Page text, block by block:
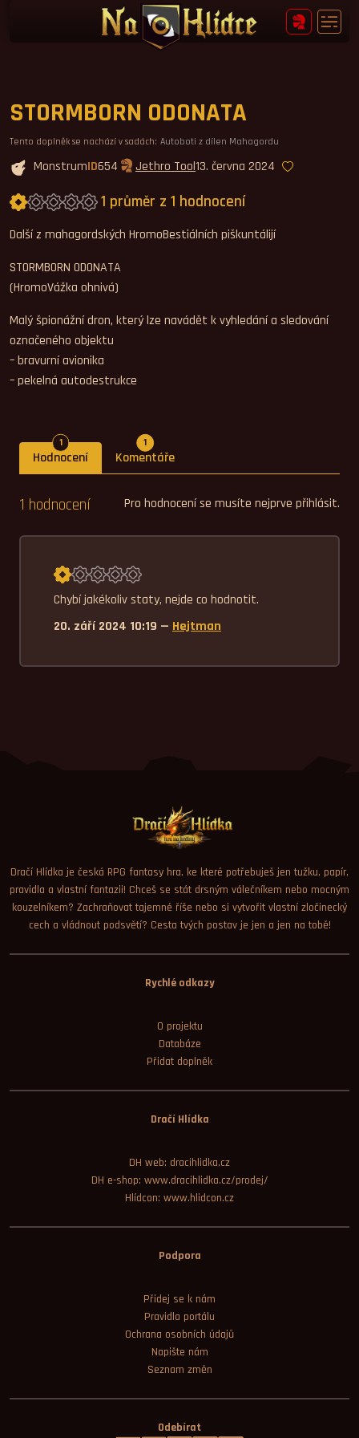
STORMBORN ODONATA
Tento doplněk se nachází v sadách: Autoboti z dílen Mahagordu
MonstrumID654 Jethro Tool13. června 2024
1 průměr z 1 hodnocení
Průměrné hodnocení 1,0.
Další z mahagordských HromoBestiálních piškuntálijí
STORMBORN ODONATA
(HromoVážka ohnivá)
Malý špionážní dron, který lze navádět k vyhledání a sledování
označeného objektu
– bravurní avionika
– pekelná autodestrukce
Hodnocení
1Počet hodnocení
Komentáře
1Počet komentářů
Pro hodnocení se musíte nejprve přihlásit.
1 hodnocení
Průměrné hodnocení 1,0.
Chybí jakékoliv staty, nejde co hodnotit.
20. září 2024 10:19 — Hejtman
Dračí Hlídka je česká RPG fantasy hra, ke které potřebuješ jen tužku, papír,
pravidla a vlastní fantazii! Chceš se stát drsným válečníkem nebo mocným
kouzelníkem? Zachraňovat tajemné říše nebo si vytvořit vlastní zločinecký
cech a vládnout podsvětí? Cesta tvých postav je jen a jen na tobě!
Rychlé odkazy
O projektu
Databáze
Přidat doplněk
Dračí Hlídka
DH web: dracihlidka.cz
DH e-shop: www.dracihlidka.cz/prodej/
Hlídcon: www.hlidcon.cz
Podpora
Přidej se k nám
Pravidla portálu
Ochrana osobních údajů
Napište nám
Seznam změn
Odebírat